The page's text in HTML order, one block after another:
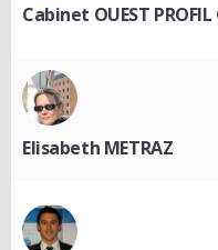
Cabinet OUEST PROFIL
Elisabeth METRAZ